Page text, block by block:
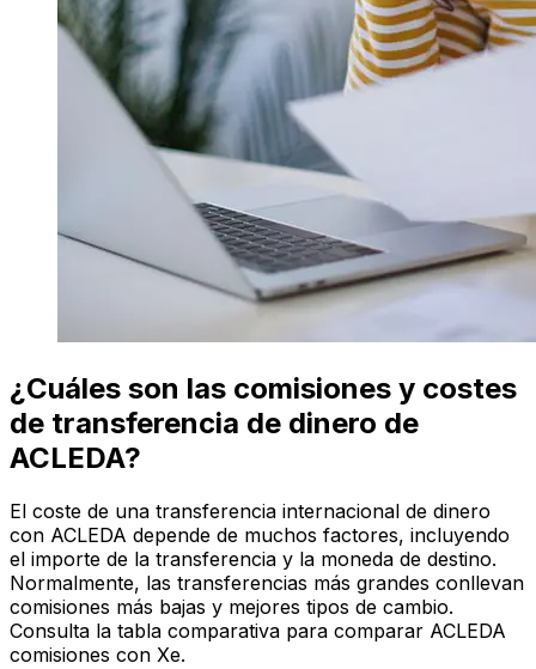
¿Cuáles son las comisiones y costes
de transferencia de dinero de
ACLEDA?
El coste de una transferencia internacional de dinero
con ACLEDA depende de muchos factores, incluyendo
el importe de la transferencia y la moneda de destino.
Normalmente, las transferencias más grandes conllevan
comisiones más bajas y mejores tipos de cambio.
Consulta la tabla comparativa para comparar ACLEDA
comisiones con Xe.